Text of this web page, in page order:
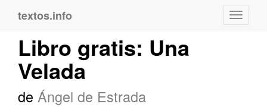
textos.info
Libro gratis: Una
Velada
de Ángel de Estrada